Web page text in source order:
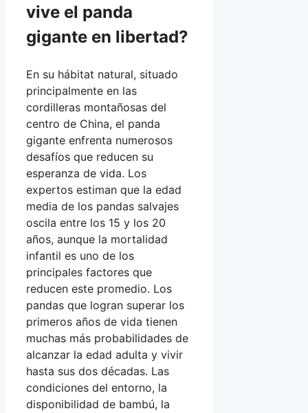
vive el panda
gigante en libertad?
En su hábitat natural, situado
principalmente en las
cordilleras montañosas del
centro de China, el panda
gigante enfrenta numerosos
desafíos que reducen su
esperanza de vida. Los
expertos estiman que la edad
media de los pandas salvajes
oscila entre los 15 y los 20
años, aunque la mortalidad
infantil es uno de los
principales factores que
reducen este promedio. Los
pandas que logran superar los
primeros años de vida tienen
muchas más probabilidades de
alcanzar la edad adulta y vivir
hasta sus dos décadas. Las
condiciones del entorno, la
disponibilidad de bambú, la